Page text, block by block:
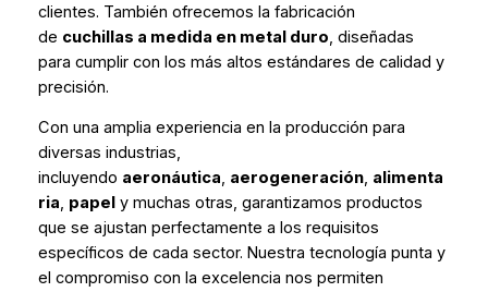
clientes. También ofrecemos la fabricación
de cuchillas a medida en metal duro, diseñadas
para cumplir con los más altos estándares de calidad y
precisión.
Con una amplia experiencia en la producción para
diversas industrias,
incluyendo aeronáutica, aerogeneración, alimenta
ria, papel y muchas otras, garantizamos productos
que se ajustan perfectamente a los requisitos
específicos de cada sector. Nuestra tecnología punta y
el compromiso con la excelencia nos permiten